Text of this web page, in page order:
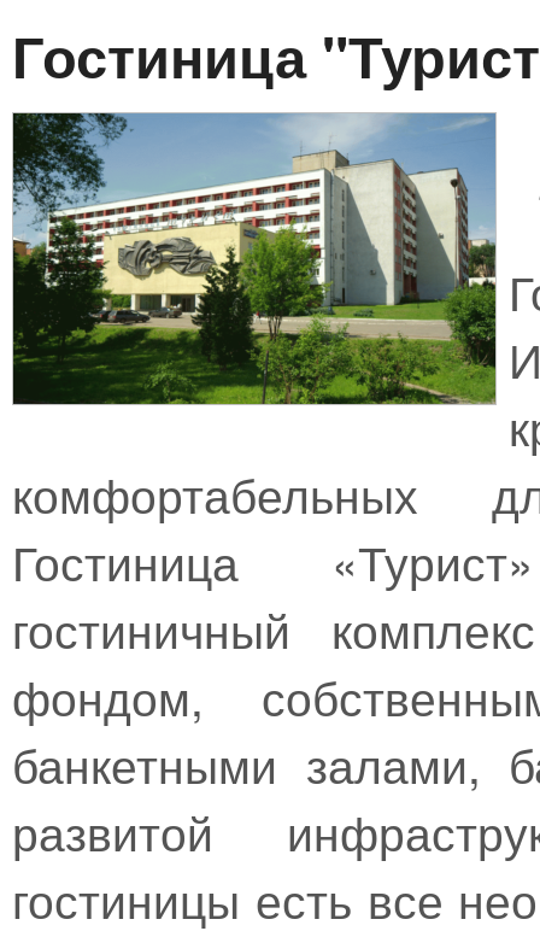
Гостиница
комфортабельных
Гостиница
гостиничный
фондом,
банкетными залами,
развитой
гостиницы есть все